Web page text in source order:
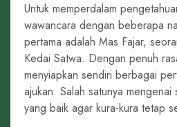
Untuk memperdalam
wawancara dengan beberapa
pertama adalah Mas Fajar,
Kedai Satwa. Dengan penuh
menyiapkan sendiri berbagai
ajukan. Salah satunya
yang baik agar kura-kura tetap